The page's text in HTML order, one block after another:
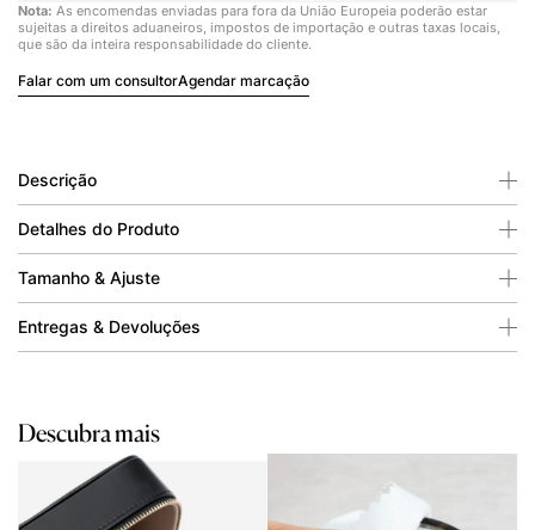
Nota: As encomendas enviadas para fora da União Europeia poderão estar
sujeitas a direitos aduaneiros, impostos de importação e outras taxas locais,
que são da inteira responsabilidade do cliente.
Falar com um consultorAgendar marcação
Descrição
Detalhes do Produto
Tamanho & Ajuste
Entregas & Devoluções
Descubra mais